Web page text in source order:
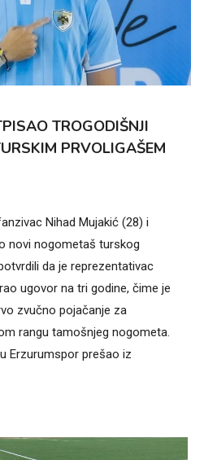
TROGODIŠNJI
PRVOLIGAŠEM
Nihad Mujakić (28) i
novi nogometaš turskog
da je reprezentativac
ugovor na tri godine, čime je
zvučno pojačanje za
rangu tamošnjeg nogometa.
Erzurumspor prešao iz